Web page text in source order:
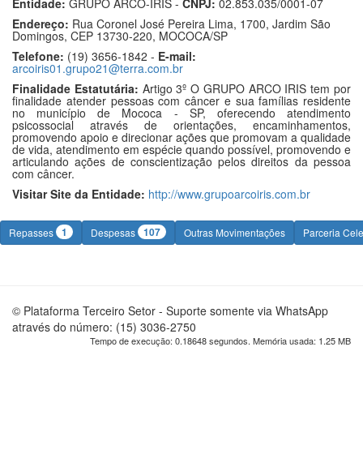
Entidade: GRUPO ARCO-IRIS - CNPJ: 02.853.035/0001-07
Endereço: Rua Coronel José Pereira Lima, 1700, Jardim São
Domingos, CEP 13730-220, MOCOCA/SP
Telefone: (19) 3656-1842 - E-mail:
arcoiris01.grupo21@terra.com.br
Finalidade Estatutária: Artigo 3º O GRUPO ARCO IRIS tem por
finalidade atender pessoas com câncer e sua famílias residente
no município de Mococa - SP, oferecendo atendimento
psicossocial através de orientações, encaminhamentos,
promovendo apoio e direcionar ações que promovam a qualidade
de vida, atendimento em espécie quando possível, promovendo e
articulando ações de conscientização pelos direitos da pessoa
com câncer.
Visitar Site da Entidade: http://www.grupoarcoiris.com.br
Repasses 1 Despesas 107 Outras Movimentações Parceria
© Plataforma Terceiro Setor - Suporte somente via WhatsApp
através do número: (15) 3036-2750
Tempo de execução: 0.18648 segundos. Memória usada: 1.25 MB